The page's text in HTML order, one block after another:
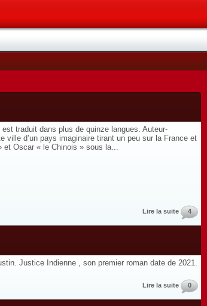
traduit dans plus de quinze langues. Auteur-
d’un pays imaginaire tirant un peu sur la France et
et Oscar « le Chinois » sous la...
Lire la suite 4
Justice Indienne , son premier roman date de 2021.
Lire la suite 0